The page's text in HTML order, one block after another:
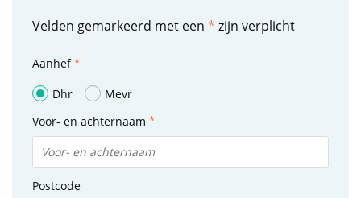
Velden gemarkeerd met een * zijn verplicht
Aanhef
Dhr
Mevr
Voor- en achternaam
Postcode